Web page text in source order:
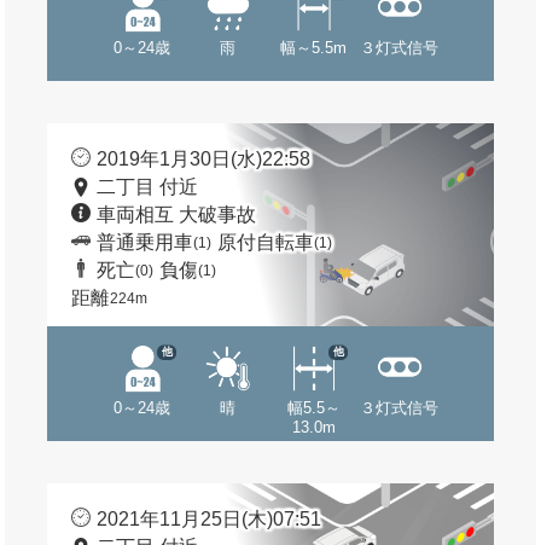
0～24歳 雨 幅～5.5m ３灯式信号
2019年1月30日(水)22:58
二丁目 付近
車両相互 大破事故
普通乗用車(1) 原付自転車(1)
死亡(0) 負傷(1)
距離224m
0～24歳
他
晴
幅5.5～
13.0m
他
３灯式信号
2021年11月25日(木)07:51